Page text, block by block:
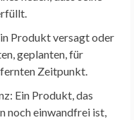
Produkt versagt oder
geplanten, für
Zeitpunkt.
Ein Produkt, das
noch einwandfrei ist,